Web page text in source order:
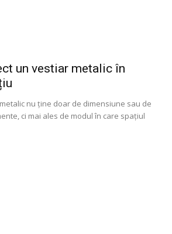
un vestiar metalic în
nu ține doar de dimensiune sau de
ci mai ales de modul în care spațiul